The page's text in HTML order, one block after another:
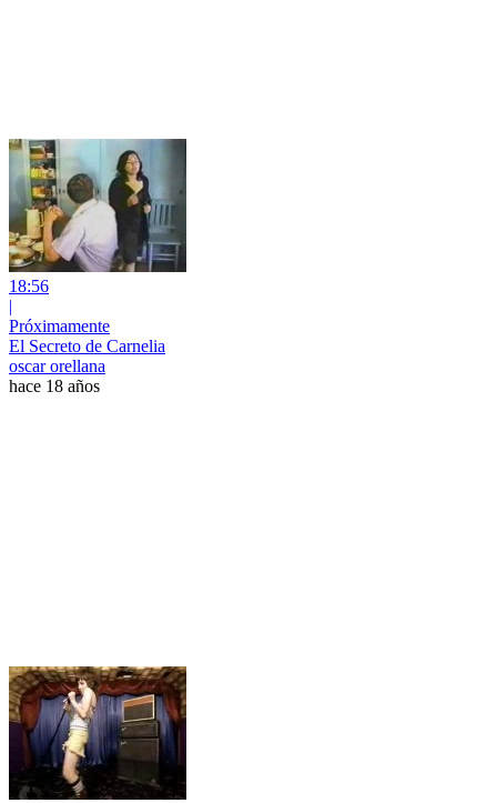
18:56
|
Próximamente
El Secreto de Carnelia
oscar orellana
hace 18 años